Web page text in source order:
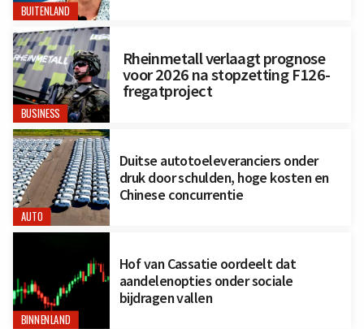
BUITENLAND
BUSINESS
Rheinmetall verlaagt prognose
voor 2026 na stopzetting F126-
fregatproject
AUTO
Duitse autotoeleveranciers onder
druk door schulden, hoge kosten en
Chinese concurrentie
BINNENLAND
Hof van Cassatie oordeelt dat
aandelenopties onder sociale
bijdragen vallen